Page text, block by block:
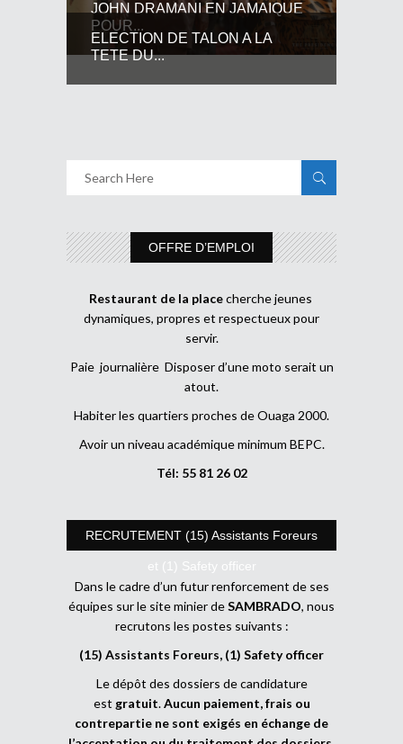
JOHN DRAMANI EN JAMAIQUE
POUR...
ELECTION DE TALON A LA
TETE DU...
OFFRE D’EMPLOI
Restaurant de la placecherche jeunes
dynamiques, propres et respectueux pour
servir.
Paie journalière Disposer d’une moto serait un
atout.
Habiter les quartiers proches de Ouaga 2000.
Avoir un niveau académique minimum BEPC.
Tél: 55 81 26 02
RECRUTEMENT (15) Assistants Foreurs
et (1) Safety officer
Dans le cadre d’un futur renforcement de ses
équipes sur le site minier deSAMBRADO, nous
recrutons les postes suivants :
(15) Assistants Foreurs, (1) Safety officer
Le dépôt des dossiers de candidature
est gratuit.Aucun paiement, frais ou
contrepartie ne sont exigés en échange de